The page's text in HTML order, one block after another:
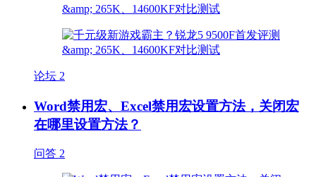
论坛 2
Word禁用宏、Excel禁用宏设置方法，关闭宏
在哪里设置方法？
问答 2